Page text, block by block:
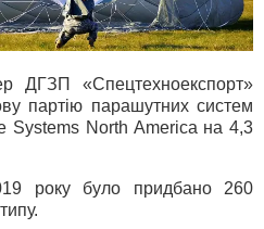
ДГЗП «Спецтехноекспорт»
партію парашутних систем
Systems North America на 4,3
року було придбано 260